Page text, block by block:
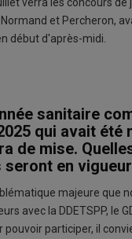
et Percheron,
début d'après-midi.
sanitaire
qui avait été
de mise.
en
majeure que
avec la DDETSPP, le
pouvoir participer, il